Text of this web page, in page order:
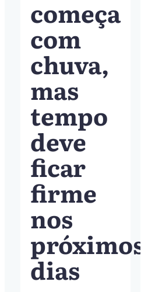
começa
com
chuva,
mas
tempo
deve
ficar
firme
nos
próximos
dias